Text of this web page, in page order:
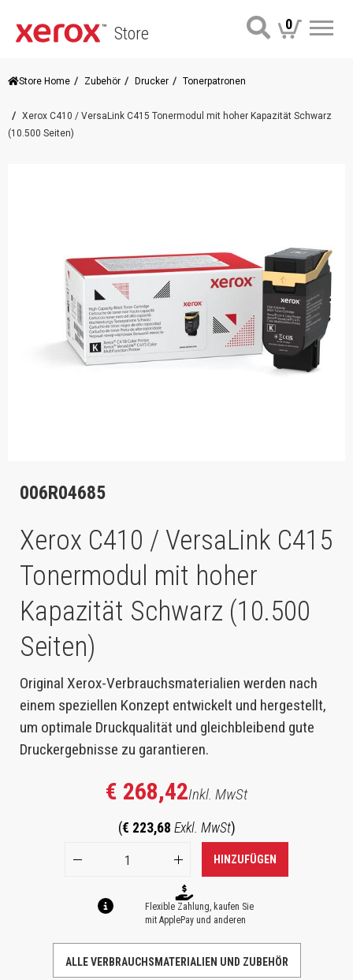
Store 0
Store Home Zubehör Drucker Tonerpatronen
Xerox C410 / VersaLink C415 Tonermodul mit hoher Kapazität Schwarz
(10.500 Seiten)
006R04685
Xerox C410 / VersaLink C415
Tonermodul mit hoher
Kapazität Schwarz (10.500
Seiten)
Original Xerox-Verbrauchsmaterialien werden nach
einem speziellen Konzept entwickelt und hergestellt,
um optimale Druckqualität und gleichbleibend gute
Druckergebnisse zu garantieren.
€ 268,42Inkl. MwSt
(€ 223,68 Exkl. MwSt)
HINZUFÜGEN
Flexible Zahlung, kaufen Sie
mit ApplePay und anderen
ALLE VERBRAUCHSMATERIALIEN UND ZUBEHÖR